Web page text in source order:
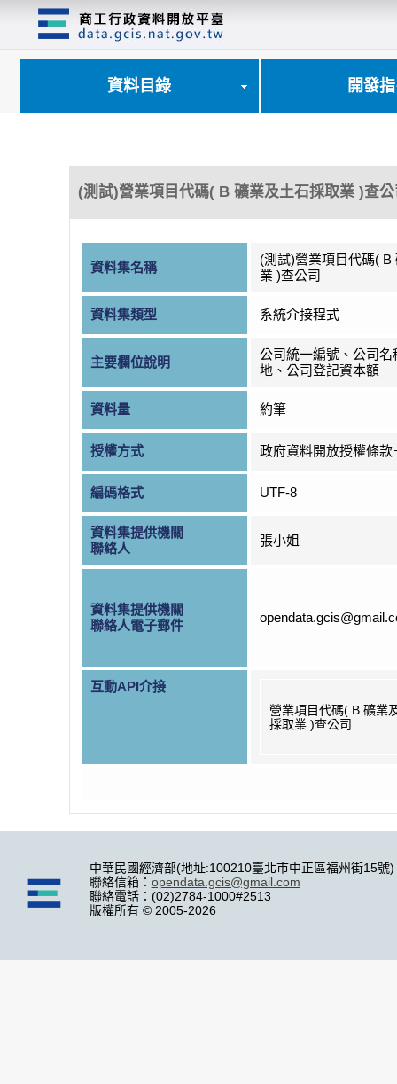
資料目錄 開發
(測試)營業項目代碼( B 礦業及土石採取業 )查公
資料集名稱
(測試)營業項目代碼( B
業 )查公司
資料集類型 系統介接程式
主要欄位說明
公司統一編號、公司名
地、公司登記資本額
資料量 約筆
授權方式 政府資料開放授權條款
編碼格式 UTF-8
資料集提供機關
聯絡人
張小姐
資料集提供機關
聯絡人電子郵件
互動API介接
營業項目代碼( B 礦業
採取業 )查公司
中華民國經濟部(地址:100210臺北市中正區福州街15號)
聯絡信箱： opendata.gcis@gmail.com
聯絡電話：(02)2784-1000#2513
版權所有 © 2005-2026